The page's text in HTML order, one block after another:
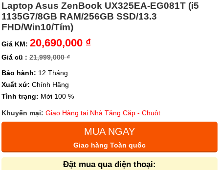
Laptop Asus ZenBook UX325EA-EG081T (i5
1135G7/8GB RAM/256GB SSD/13.3
FHD/Win10/Tím)
Giá KM: 20,690,000 ₫
Giá cũ : 21,999,000 ₫
Bảo hành: 12 Tháng
Xuất xứ: Chính Hãng
Tình trạng: Mới 100 %
Khuyến mại: Giao Hàng tại Nhà Tặng Cặp - Chuột
MUA NGAY
Giao hàng Toàn quốc
Đặt mua qua điện thoại: